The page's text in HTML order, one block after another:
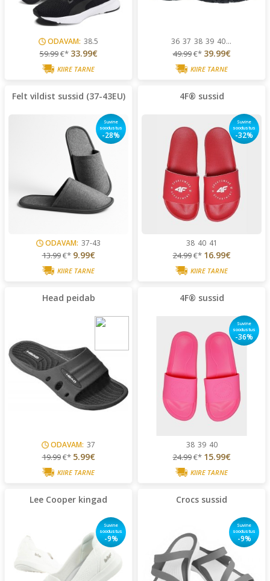
ODAVAM: 38.5
59.99€* 33.99€
KIIRE TARNE
36 37 38 39 40...
49.99€* 39.99€
KIIRE TARNE
Felt vildist sussid (37-43EU)
Suvine
soodustus
-28%
ODAVAM: 37-43
13.99€* 9.99€
KIIRE TARNE
4F® sussid
Suvine
soodustus
-32%
38 40 41
24.99€* 16.99€
KIIRE TARNE
Head peidab
ODAVAM: 37
19.99€* 5.99€
KIIRE TARNE
4F® sussid
Suvine
soodustus
-36%
38 39 40
24.99€* 15.99€
KIIRE TARNE
Lee Cooper kingad
Suvine
soodustus
-9%
Crocs sussid
Suvine
soodustus
-9%